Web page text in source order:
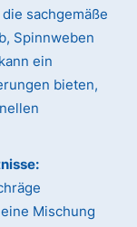
sachgemäße
Spinnweben
ein
bieten,
Mischung